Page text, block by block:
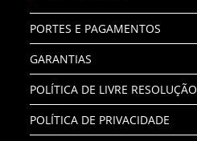
PORTES E PAGAMENTOS
GARANTIAS
POLÍTICA DE LIVRE RESOLUÇÃO
POLÍTICA DE PRIVACIDADE